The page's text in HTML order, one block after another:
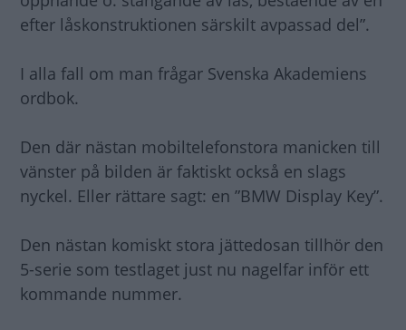
efter låskonstruktionen särskilt avpassad del”.
I alla fall om man frågar Svenska Akademiens
ordbok.
Den där nästan mobiltelefonstora manicken till
vänster på bilden är faktiskt också en slags
nyckel. Eller rättare sagt: en ”BMW Display Key”.
Den nästan komiskt stora jättedosan tillhör den
5-serie som testlaget just nu nagelfar inför ett
kommande nummer.